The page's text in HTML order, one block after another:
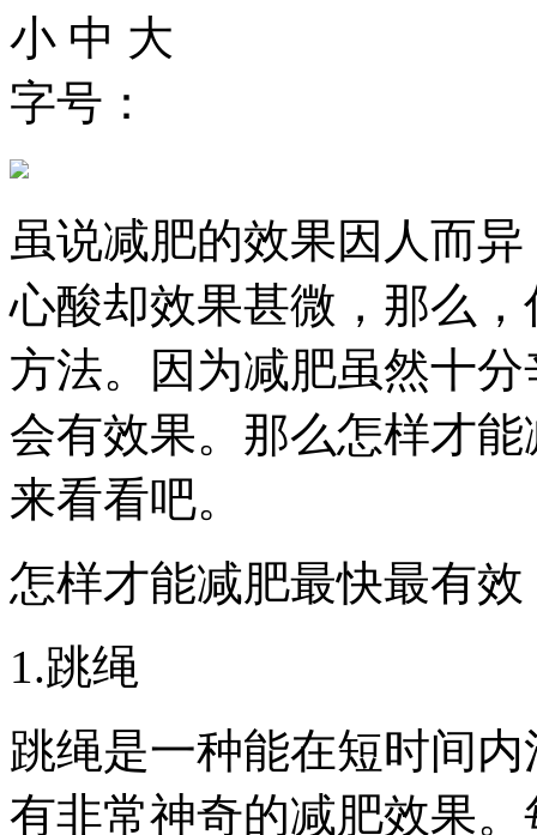
小 中 大
字号：
虽说减肥的效果因人而
心酸却效果甚微，那么
方法。因为减肥虽然十
会有效果。那么怎样才
来看看吧。
怎样才能减肥最快最有效
1.跳绳
跳绳是一种能在短时间
有非常神奇的减肥效果